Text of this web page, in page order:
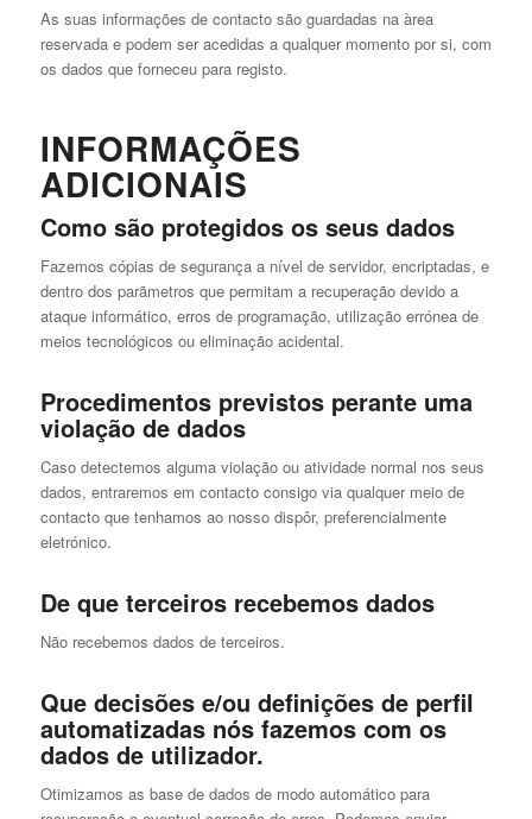
As suas informações de contacto são guardadas na àrea
reservada e podem ser acedidas a qualquer momento por si, com
os dados que forneceu para registo.
INFORMAÇÕES
ADICIONAIS
Como são protegidos os seus dados
Fazemos cópias de segurança a nível de servidor, encriptadas, e
dentro dos parãmetros que permitam a recuperação devido a
ataque informático, erros de programação, utilização errónea de
meios tecnológicos ou eliminação acidental.
Procedimentos previstos perante uma
violação de dados
Caso detectemos alguma violação ou atividade normal nos seus
dados, entraremos em contacto consigo via qualquer meio de
contacto que tenhamos ao nosso dispôr, preferencialmente
eletrónico.
De que terceiros recebemos dados
Não recebemos dados de terceiros.
Que decisões e/ou definições de perfil
automatizadas nós fazemos com os
dados de utilizador.
Otimizamos as base de dados de modo automático para